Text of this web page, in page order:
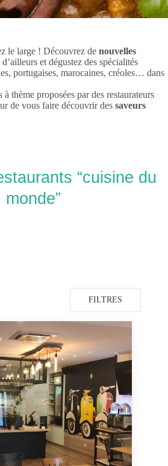
le large ! Découvrez de nouvelles
et dégustez des spécialités
portugaises, marocaines, créoles… dans
thème proposées par des restaurateurs
de vous faire découvrir des saveurs
“cuisine du
monde”
FILTRES